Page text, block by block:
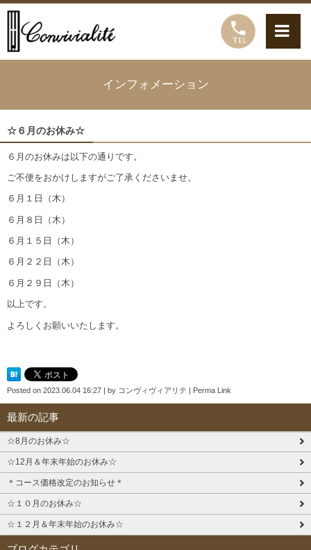
インフォメーション
☆６月のお休み☆
６月のお休みは以下の通りです。
ご不便をおかけしますがご了承くださいませ。
６月１日（木）
６月８日（木）
６月１５日（木）
６月２２日（木）
６月２９日（木）
以上です。
よろしくお願いいたします。
Posted on 2023.06.04 16:27 | by コンヴィヴィアリテ | Perma Link
最新の記事
☆8月のお休み☆
☆12月＆年末年始のお休み☆
＊コース価格改定のお知らせ＊
☆１０月のお休み☆
☆１２月＆年末年始のお休み☆